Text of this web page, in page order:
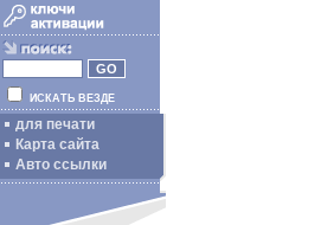
ИСКАТЬ ВЕЗДЕ
для печати
Карта сайта
Авто ссылки